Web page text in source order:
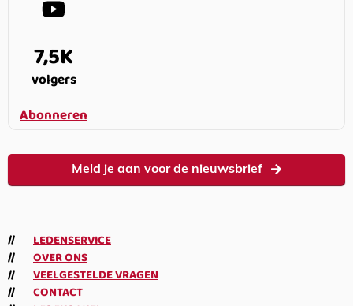
7,5K
volgers
Abonneren
Meld je aan voor de nieuwsbrief
LEDENSERVICE
OVER ONS
VEELGESTELDE VRAGEN
CONTACT